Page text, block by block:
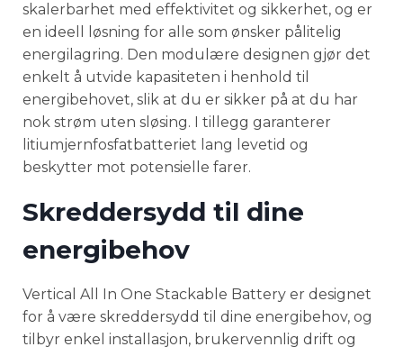
skalerbarhet med effektivitet og sikkerhet, og er
en ideell løsning for alle som ønsker pålitelig
energilagring. Den modulære designen gjør det
enkelt å utvide kapasiteten i henhold til
energibehovet, slik at du er sikker på at du har
nok strøm uten sløsing. I tillegg garanterer
litiumjernfosfatbatteriet lang levetid og
beskytter mot potensielle farer.
Skreddersydd til dine
energibehov
Vertical All In One Stackable Battery er designet
for å være skreddersydd til dine energibehov, og
tilbyr enkel installasjon, brukervennlig drift og